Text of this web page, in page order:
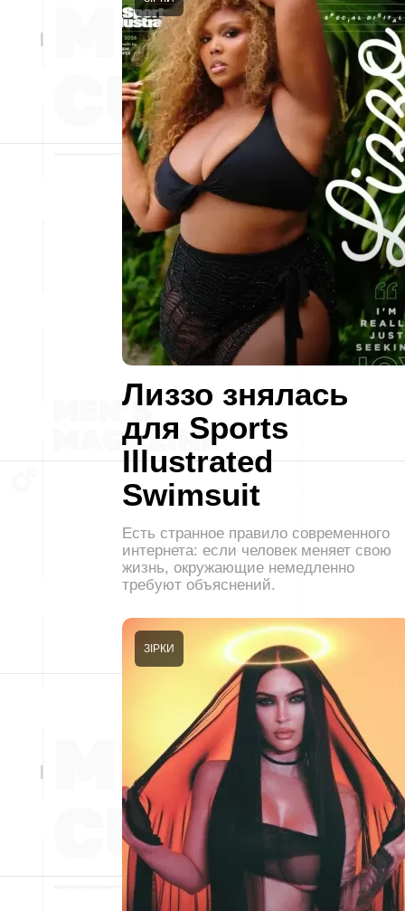
Лиззо знялась
для Sports
Illustrated
Swimsuit
Есть странное правило современного
интернета: если человек меняет свою
жизнь, окружающие немедленно
требуют объяснений.
ЗІРКИ